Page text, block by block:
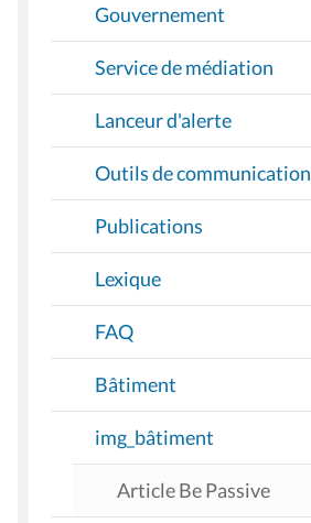
Gouvernement
Service de médiation
Lanceur d'alerte
Outils de communication
Publications
Lexique
FAQ
Bâtiment
img_bâtiment
Article Be Passive